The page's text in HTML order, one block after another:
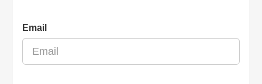
Email